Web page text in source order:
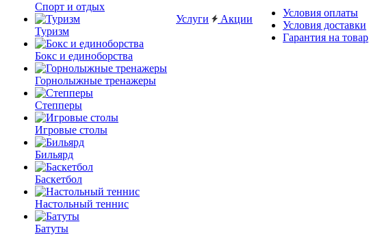
Спорт и отдых
Туризм
Бокс и единоборства
Горнолыжные тренажеры
Степперы
Игровые столы
Бильярд
Баскетбол
Настольный теннис
Батуты
Услуги Акции
Условия оплаты
Условия доставки
Гарантия на товар